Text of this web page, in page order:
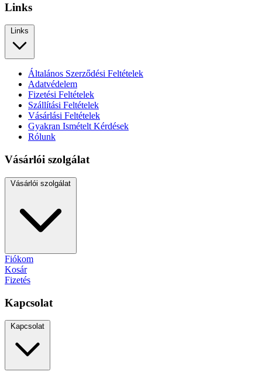
Links
Links
Általános Szerződési Feltételek
Adatvédelem
Fizetési Feltételek
Szállítási Feltételek
Vásárlási Feltételek
Gyakran Ismételt Kérdések
Rólunk
Vásárlói szolgálat
Vásárlói szolgálat
Fiókom
Kosár
Fizetés
Kapcsolat
Kapcsolat